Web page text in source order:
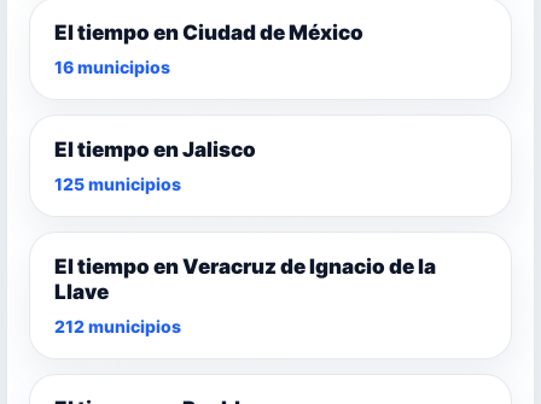
El tiempo en Ciudad de México
16 municipios
El tiempo en Jalisco
125 municipios
El tiempo en Veracruz de Ignacio de la
Llave
212 municipios